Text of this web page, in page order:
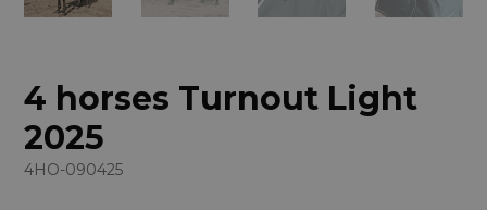
4 horses Turnout Light
2025
4HO-090425